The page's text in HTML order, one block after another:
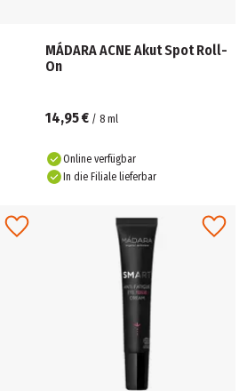
MÁDARA ACNE Akut Spot Roll-
On
14,95 € / 8 ml
Online verfügbar
In die Filiale lieferbar